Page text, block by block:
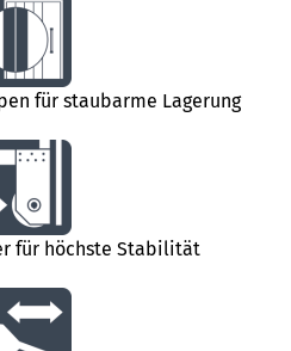
für staubarme Lagerung
für höchste Stabilität